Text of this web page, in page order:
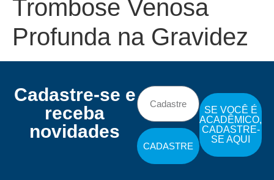
Trombose Venosa
Profunda na Gravidez
Cadastre-se e
receba
novidades
CADASTRE
SE VOCÊ É
ACADÊMICO,
CADASTRE-
SE AQUI